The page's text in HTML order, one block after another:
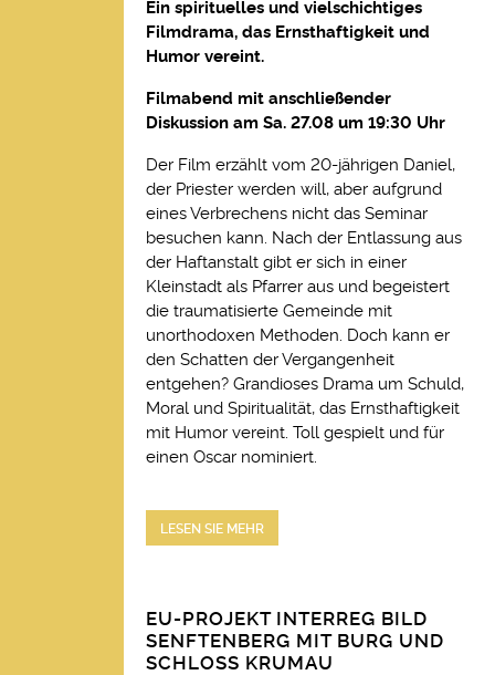
Ein spirituelles und vielschichtiges
Filmdrama, das Ernsthaftigkeit und
Humor vereint.
Filmabend mit anschließender
Diskussion am Sa. 27.08 um 19:30 Uhr
Der Film erzählt vom 20-jährigen Daniel,
der Priester werden will, aber aufgrund
eines Verbrechens nicht das Seminar
besuchen kann. Nach der Entlassung aus
der Haftanstalt gibt er sich in einer
Kleinstadt als Pfarrer aus und begeistert
die traumatisierte Gemeinde mit
unorthodoxen Methoden. Doch kann er
den Schatten der Vergangenheit
entgehen? Grandioses Drama um Schuld,
Moral und Spiritualität, das Ernsthaftigkeit
mit Humor vereint. Toll gespielt und für
einen Oscar nominiert.
LESEN SIE MEHR
EU-PROJEKT INTERREG BILD
SENFTENBERG MIT BURG UND
SCHLOSS KRUMAU